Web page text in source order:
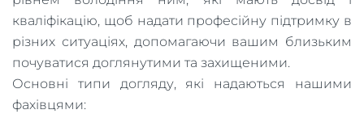
кваліфікацію, щоб надати професійну підтримку в
різних ситуаціях, допомагаючи вашим близьким
почуватися доглянутими та захищеними.
Основні типи догляду, які надаються нашими
фахівцями: